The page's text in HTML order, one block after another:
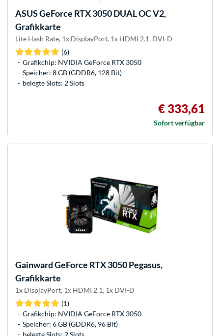
ASUSGeForce RTX 3050 DUAL OC V2,
Grafikkarte
Lite Hash Rate, 1x DisplayPort, 1x HDMI 2.1, DVI-D
(6)
Grafikchip: NVIDIA GeForce RTX 3050
Speicher: 8 GB (GDDR6, 128 Bit)
belegte Slots: 2 Slots
€ 333,61
Sofort verfügbar
GainwardGeForce RTX 3050 Pegasus,
Grafikkarte
1x DisplayPort, 1x HDMI 2.1, 1x DVI-D
(1)
Grafikchip: NVIDIA GeForce RTX 3050
Speicher: 6 GB (GDDR6, 96 Bit)
belegte Slots: 2 Slots